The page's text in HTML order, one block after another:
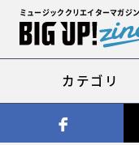
ミュージッククリエイターマガジン
カテゴリ